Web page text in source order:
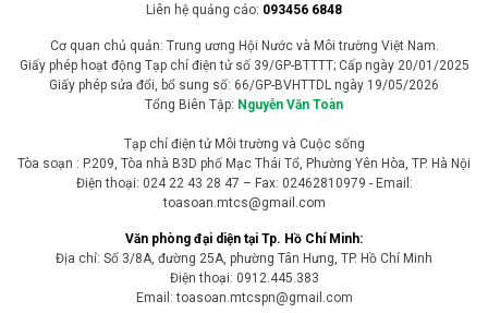
Liên hệ quảng cáo: 093456 6848
Cơ quan chủ quản: Trung ương Hội Nước và Môi trường Việt Nam.
Giấy phép hoạt động Tạp chí điện tử số 39/GP-BTTTT; Cấp ngày 20/01/2025
Giấy phép sửa đổi, bổ sung số: 66/GP-BVHTTDL ngày 19/05/2026
Tổng Biên Tập: Nguyễn Văn Toàn
Tạp chí điện tử Môi trường và Cuộc sống
Tòa soạn : P.209, Tòa nhà B3D phố Mạc Thái Tổ, Phường Yên Hòa, TP. Hà Nội
Điện thoại: 024 22 43 28 47 – Fax: 02462810979 - Email:
toasoan.mtcs@gmail.com
Văn phòng đại diện tại Tp. Hồ Chí Minh:
Địa chỉ: Số 3/8A, đường 25A, phường Tân Hưng, TP. Hồ Chí Minh
Điện thoại: 0912.445.383
Email: toasoan.mtcspn@gmail.com